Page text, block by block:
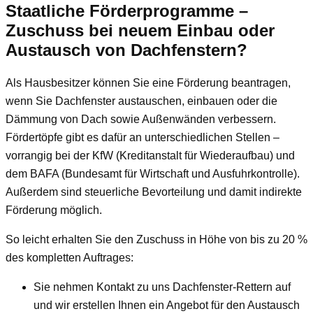
Staatliche Förderprogramme –
Zuschuss bei neuem Einbau oder
Austausch von Dachfenstern?
Als Hausbesitzer können Sie eine Förderung beantragen,
wenn Sie Dachfenster austauschen, einbauen oder die
Dämmung von Dach sowie Außenwänden verbessern.
Fördertöpfe gibt es dafür an unterschiedlichen Stellen –
vorrangig bei der KfW (Kreditanstalt für Wiederaufbau) und
dem BAFA (Bundesamt für Wirtschaft und Ausfuhrkontrolle).
Außerdem sind steuerliche Bevorteilung und damit indirekte
Förderung möglich.
So leicht erhalten Sie den Zuschuss in Höhe von bis zu 20 %
des kompletten Auftrages:
Sie nehmen Kontakt zu uns Dachfenster-Rettern auf
und wir erstellen Ihnen ein Angebot für den Austausch